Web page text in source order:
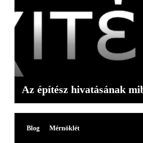
Az építész hivatásának
Blog Mérnöklét